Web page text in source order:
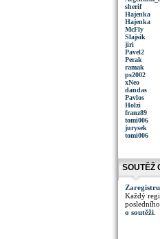
sherif
Hajenka
Hajenka
McFly
Slajsik
jiri
Pavel2
Perak
ramak
ps2002
xNeo
dandas
Pavlos
Holzi
franz89
tomi006
jurysek
tomi006
SOUTĚŽ
Každý
o soutěži